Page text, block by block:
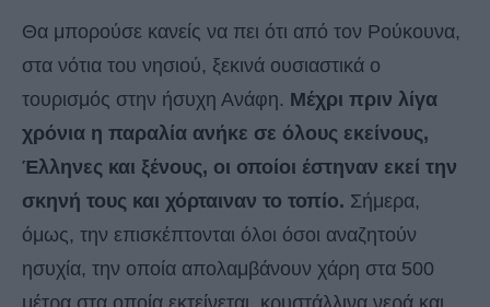
Θα μπορούσε κανείς να πει ότι από τον Ρούκουνα,
στα νότια του νησιού, ξεκινά ουσιαστικά ο
τουρισμός στην ήσυχη Ανάφη. Μέχρι πριν λίγα
χρόνια η παραλία ανήκε σε όλους εκείνους,
Έλληνες και ξένους, οι οποίοι έστηναν εκεί την
σκηνή τους και χόρταιναν το τοπίο. Σήμερα,
όμως, την επισκέπτονται όλοι όσοι αναζητούν
ησυχία, την οποία απολαμβάνουν χάρη στα 500